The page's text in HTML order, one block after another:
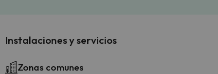
Instalaciones y servicios
Zonas comunes